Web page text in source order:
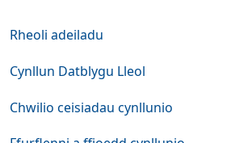
Rheoli adeiladu
Cynllun Datblygu Lleol
Chwilio ceisiadau cynllunio